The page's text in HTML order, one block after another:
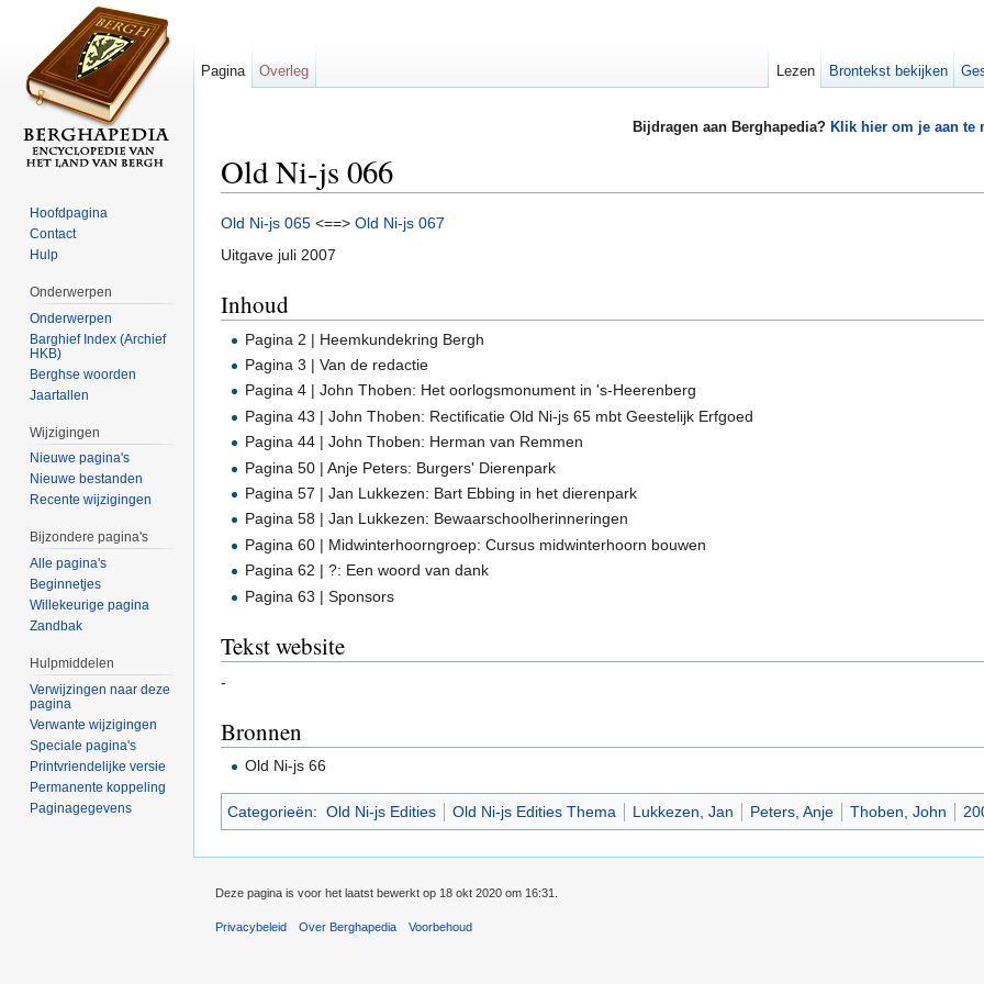
Bijdragen aan Berghapedia? Klik hier om je aan te
Old Ni-js 066
Old Ni-js 065 <==> Old Ni-js 067
Uitgave juli 2007
Inhoud
Pagina 2 | Heemkundekring Bergh
Pagina 3 | Van de redactie
Pagina 4 | John Thoben: Het oorlogsmonument in 's-Heerenberg
Pagina 43 | John Thoben: Rectificatie Old Ni-js 65 mbt Geestelijk Erfgoed
Pagina 44 | John Thoben: Herman van Remmen
Pagina 50 | Anje Peters: Burgers' Dierenpark
Pagina 57 | Jan Lukkezen: Bart Ebbing in het dierenpark
Pagina 58 | Jan Lukkezen: Bewaarschoolherinneringen
Pagina 60 | Midwinterhoorngroep: Cursus midwinterhoorn bouwen
Pagina 62 | ?: Een woord van dank
Pagina 63 | Sponsors
Tekst website
-
Bronnen
Old Ni-js 66
Categorieën: Old Ni-js Edities Old Ni-js Edities Thema Lukkezen, Jan Peters, Anje Thoben, John
Pagina Overleg Lezen Brontekst bekijken
Hoofdpagina
Contact
Hulp
Onderwerpen
Onderwerpen
Barghief Index (Archief
HKB)
Berghse woorden
Jaartallen
Wijzigingen
Nieuwe pagina's
Nieuwe bestanden
Recente wijzigingen
Bijzondere pagina's
Alle pagina's
Beginnetjes
Willekeurige pagina
Zandbak
Hulpmiddelen
Verwijzingen naar deze
pagina
Verwante wijzigingen
Speciale pagina's
Printvriendelijke versie
Permanente koppeling
Paginagegevens
Deze pagina is voor het laatst bewerkt op 18 okt 2020 om 16:31.
Privacybeleid Over Berghapedia Voorbehoud